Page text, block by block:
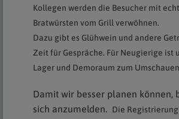
Kollegen werden die Besucher mit
Bratwürsten vom Grill verwöhnen.
Dazu gibt es Glühwein und andere
Zeit für Gespräche. Für Neugierige ist
Lager und Demoraum zum
Damit wir besser planen können,
sich anzumelden. Die